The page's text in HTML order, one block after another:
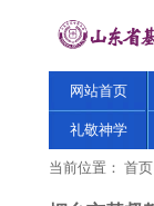
网站首页
礼敬神学
当前位置： 首页